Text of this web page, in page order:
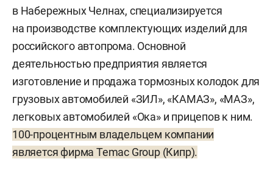
в Набережных Челнах, специализируется
на производстве комплектующих изделий для
российского автопрома. Основной
деятельностью предприятия является
изготовление и продажа тормозных колодок для
грузовых автомобилей «ЗИЛ», «КАМАЗ», «МАЗ»,
легковых автомобилей «Ока» и прицепов к ним.
100-процентным владельцем компании
является фирма Temac Group (Кипр).